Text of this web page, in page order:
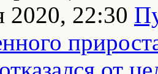
22:30